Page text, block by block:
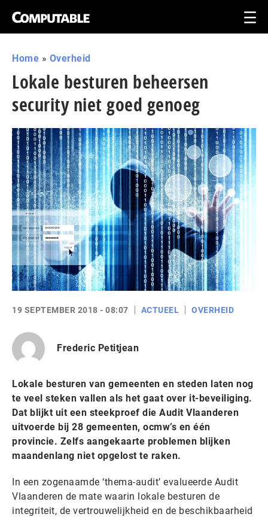
Home » Overheid
Lokale besturen beheersen
security niet goed genoeg
19 SEPTEMBER 2018 - 08:07 ACTUEEL OVERHEID
Frederic Petitjean
Lokale besturen van gemeenten en steden laten nog
te veel steken vallen als het gaat over it-beveiliging.
Dat blijkt uit een steekproef die Audit Vlaanderen
uitvoerde bij 28 gemeenten, ocmw’s en één
provincie. Zelfs aangekaarte problemen blijken
maandenlang niet opgelost te raken.
In een zogenaamde ‘thema-audit’ evalueerde Audit
Vlaanderen de mate waarin lokale besturen de
integriteit, de vertrouwelijkheid en de beschikbaarheid